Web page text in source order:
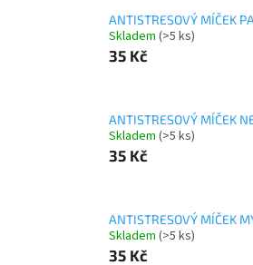
ANTISTRESOVÝ MÍČEK
Skladem (>5 ks)
35 Kč
ANTISTRESOVÝ MÍČEK
Skladem (>5 ks)
35 Kč
ANTISTRESOVÝ MÍČEK
Skladem (>5 ks)
35 Kč